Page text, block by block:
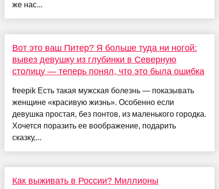
же нас...
Вот это ваш Питер? Я больше туда ни ногой:
вывез девушку из глубинки в Северную
столицу — теперь понял, что это была ошибка
freepik Есть такая мужская болезнь — показывать
женщине «красивую жизнь». Особенно если
девушка простая, без понтов, из маленького городка.
Хочется поразить ее воображение, подарить
сказку,...
Как выживать в России? Миллионы